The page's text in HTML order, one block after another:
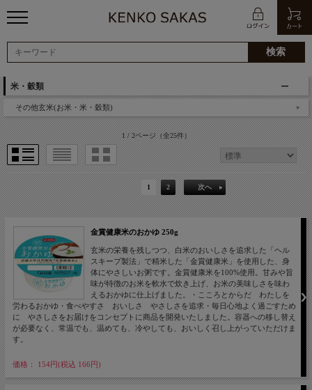
米・穀類
その他玄米(お米・米・穀類)
1 / 2ページ（全25件）
1 2 次へ
金賞健康米のおかゆ 250g
玄米の栄養を残しつつ、白米のおいしさを追求した「ヘル
スキープ製法」で精米した「金賞健康米」を使用した、身
体にやさしいお粥です。金賞健康米を100%使用。甘みや旨
味が特徴のお米を軟水で炊き上げ、お米の美味しさを味わ
えるおかゆに仕上げました。・こころとからだ わたしを
労わるおかゆ・食べやすさ おいしさ やさしさを追求・毎日心地よく過ごすため
に やさしさをお届けをコンセプトに商品を開発いたしました。容器への移し替え
が必要なく、常温でも、温めても、冷やしても、おいしく召し上がっていただけま
す。
価格： 154円(税込 166円)